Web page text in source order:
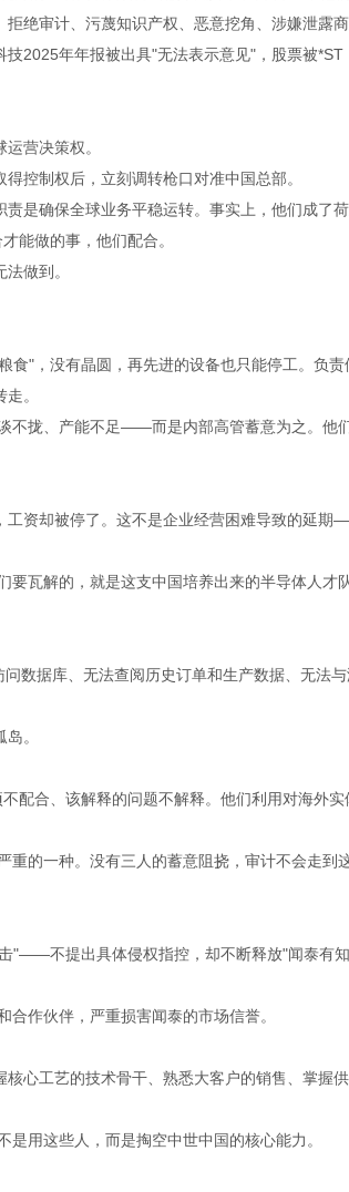
绝审计、污蔑知识产权、恶意挖角、涉嫌泄露
2025年年报被出具"无法表示意见"，股票被*ST
营决策权。
控制权后，立刻调转枪口对准中国总部。
是确保全球业务平稳运转。事实上，他们成了
能做的事，他们配合。
做到。
食"，没有晶圆，再先进的设备也只能停工。负责
。
不拢、产能不足——而是内部高管蓄意为之。他
工资却被停了。这不是企业经营困难导致的延
瓦解的，就是这支中国培养出来的半导体人才
数据库、无法查阅历史订单和生产数据、无法
。
配合、该解释的问题不解释。他们利用对海外实
的一种。没有三人的蓄意阻挠，审计不会走到
"——不提出具体侵权指控，却不断释放"闻泰有
作伙伴，严重损害闻泰的市场信誉。
心工艺的技术骨干、熟悉大客户的销售、掌握
用这些人，而是掏空中世中国的核心能力。